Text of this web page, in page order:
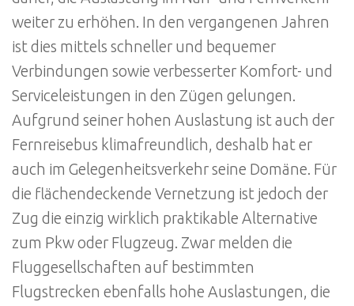
weiter zu erhöhen. In den vergangenen Jahren
ist dies mittels schneller und bequemer
Verbindungen sowie verbesserter Komfort- und
Serviceleistungen in den Zügen gelungen.
Aufgrund seiner hohen Auslastung ist auch der
Fernreisebus klimafreundlich, deshalb hat er
auch im Gelegenheitsverkehr seine Domäne. Für
die flächendeckende Vernetzung ist jedoch der
Zug die einzig wirklich praktikable Alternative
zum Pkw oder Flugzeug. Zwar melden die
Fluggesellschaften auf bestimmten
Flugstrecken ebenfalls hohe Auslastungen, die